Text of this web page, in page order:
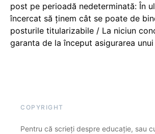
post pe perioadă nedeterminată: În
încercat să ținem cât se poate de
posturile titularizabile / La niciun
garanta de la început asigurarea
COPYRIGHT
Pentru că scrieți despre educație, sau